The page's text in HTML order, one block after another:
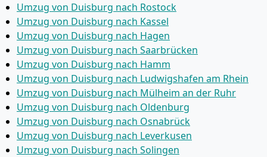
Umzug von Duisburg nach Rostock
Umzug von Duisburg nach Kassel
Umzug von Duisburg nach Hagen
Umzug von Duisburg nach Saarbrücken
Umzug von Duisburg nach Hamm
Umzug von Duisburg nach Ludwigshafen am Rhein
Umzug von Duisburg nach Mülheim an der Ruhr
Umzug von Duisburg nach Oldenburg
Umzug von Duisburg nach Osnabrück
Umzug von Duisburg nach Leverkusen
Umzug von Duisburg nach Solingen